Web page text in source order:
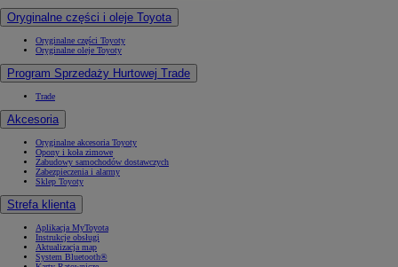
Oryginalne części i oleje Toyota
Oryginalne części Toyoty
Oryginalne oleje Toyoty
Program Sprzedaży Hurtowej Trade
Trade
Akcesoria
Oryginalne akcesoria Toyoty
Opony i koła zimowe
Zabudowy samochodów dostawczych
Zabezpieczenia i alarmy
Sklep Toyoty
Strefa klienta
Aplikacja MyToyota
Instrukcje obsługi
Aktualizacja map
System Bluetooth®